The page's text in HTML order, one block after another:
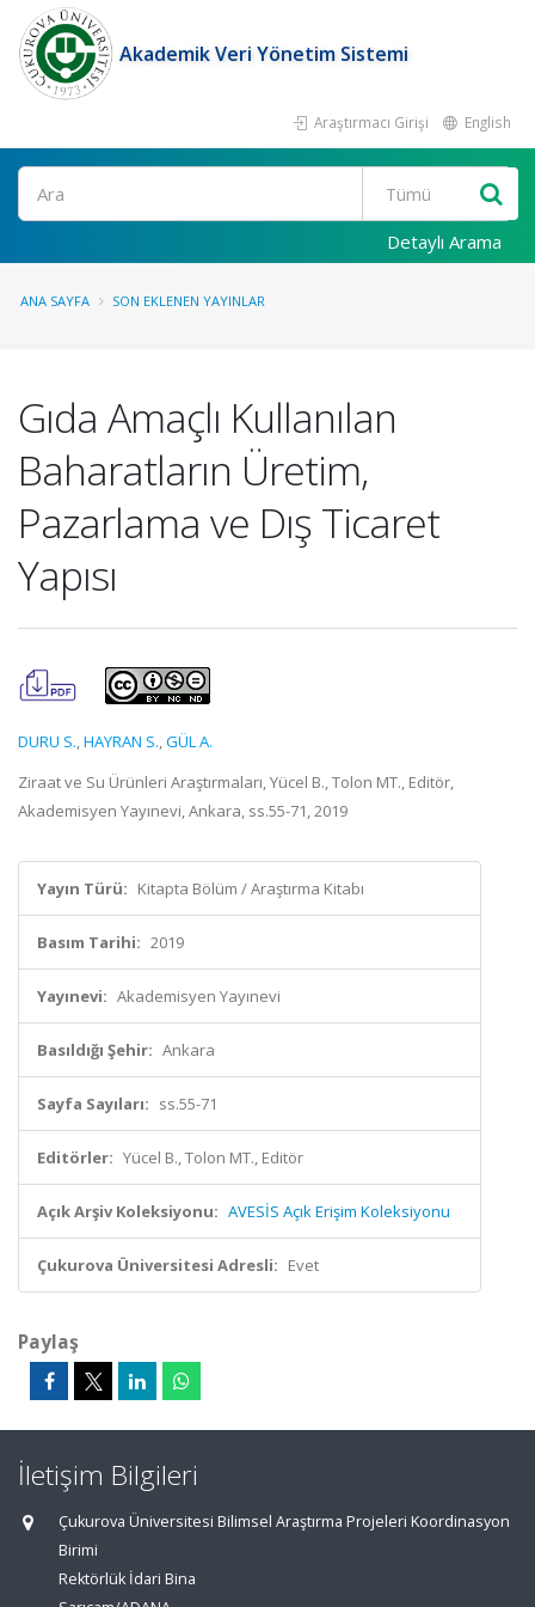
Akademik Veri Yönetim Sistemi
Araştırmacı Girişi English
Ara
Detaylı Arama
ANA SAYFA SON EKLENEN YAYINLAR
Gıda Amaçlı Kullanılan
Baharatların Üretim,
Pazarlama ve Dış Ticaret
Yapısı
DURU S.,HAYRAN S.,GÜL A.
Ziraat ve Su Ürünleri Araştırmaları, Yücel B., Tolon MT., Editör,
Akademisyen Yayınevi, Ankara, ss.55-71, 2019
Yayın Türü: Kitapta Bölüm / Araştırma Kitabı
Basım Tarihi: 2019
Yayınevi: Akademisyen Yayınevi
Basıldığı Şehir: Ankara
Sayfa Sayıları: ss.55-71
Editörler: Yücel B., Tolon MT., Editör
Açık Arşiv Koleksiyonu: AVESİS Açık Erişim Koleksiyonu
Çukurova Üniversitesi Adresli: Evet
Paylaş
İletişim Bilgileri
Çukurova Üniversitesi Bilimsel Araştırma Projeleri Koordinasyon
Birimi
Rektörlük İdari Bina